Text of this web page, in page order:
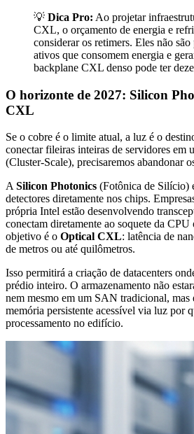
💡 Dica Pro: Ao projetar
CXL, o orçamento de energia e
considerar os retimers. Eles não
ativos que consomem energia e
backplane CXL denso pode ter
O horizonte de 2027: Silicon
CXL
Se o cobre é o limite atual, a luz é o
conectar fileiras inteiras de servidores em
(Cluster-Scale), precisaremos abandonar
ASilicon Photonics (Fotônica de Silício)
detectores diretamente nos chips.
própria Intel estão desenvolvendo
conectam diretamente ao soquete da
objetivo é o Optical CXL: latência de
de metros ou até quilômetros.
Isso permitirá a criação de datacenters
prédio inteiro. O armazenamento não
nem mesmo em um SAN tradicional,
memória persistente acessível via luz por
processamento no edifício.